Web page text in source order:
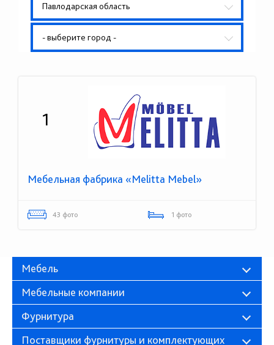
Павлодарская область
- выберите город -
1
Мебельная фабрика «Melitta Mebel»
43 фото 1 фото
Мебель
Мебельные компании
Фурнитура
Поставщики фурнитуры и комплектующих